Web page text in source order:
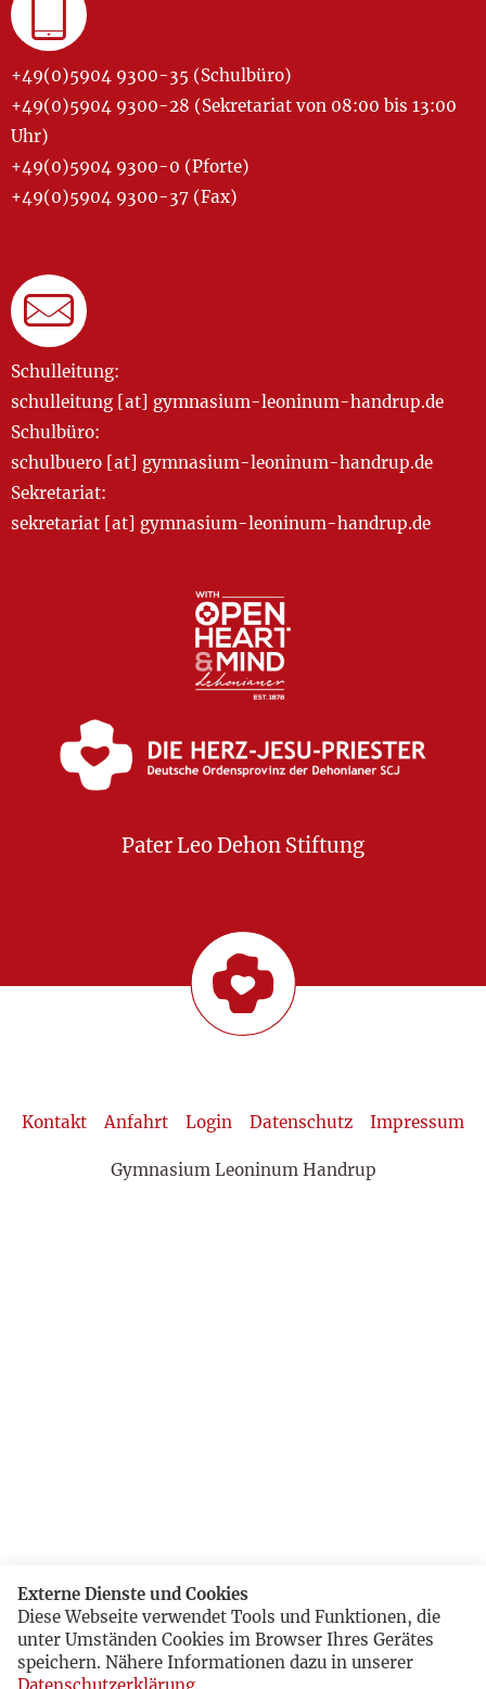
+49(0)5904 9300-35 (Schulbüro)
+49(0)5904 9300-28 (Sekretariat von 08:00 bis 13:00
Uhr)
+49(0)5904 9300-0 (Pforte)
+49(0)5904 9300-37 (Fax)
Schulleitung:
schulleitung [at] gymnasium-leoninum-handrup.de
Schulbüro:
schulbuero [at] gymnasium-leoninum-handrup.de
Sekretariat:
sekretariat [at] gymnasium-leoninum-handrup.de
Pater Leo Dehon Stiftung
Kontakt Anfahrt Login Datenschutz Impressum
Gymnasium Leoninum Handrup
Externe Dienste und Cookies
Diese Webseite verwendet Tools und Funktionen, die
unter Umständen Cookies im Browser Ihres Gerätes
speichern. Nähere Informationen dazu in unserer
Datenschutzerklärung